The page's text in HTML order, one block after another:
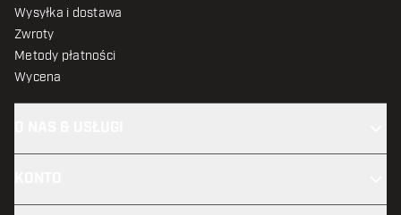
Wysyłka i dostawa
Zwroty
Metody płatności
Wycena